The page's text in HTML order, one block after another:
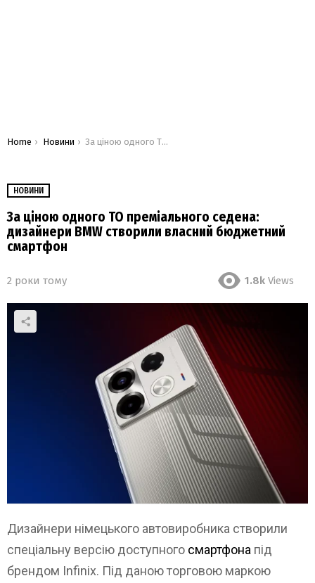
You are here:
Home Новини За ціною одного ТО преміального седена: дизайнери BMW створили власний бюджетний смартфон
НОВИНИ
За ціною одного ТО преміального седена:
дизайнери BMW створили власний бюджетний
смартфон
2 роки тому 1.8k Views
Дизайнери німецького автовиробника створили
спеціальну версію доступного смартфона під
брендом Infinix. Під даною торговою маркою